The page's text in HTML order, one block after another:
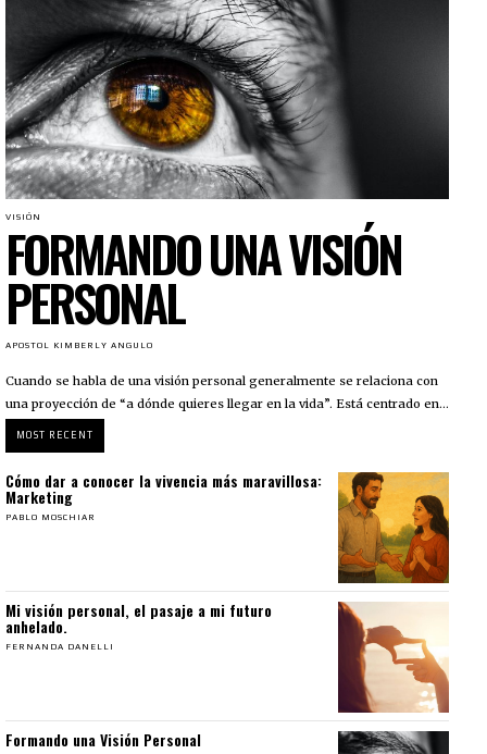
VISIÓN
FORMANDO UNA VISIÓN
PERSONAL
APOSTOL KIMBERLY ANGULO
Cuando se habla de una visión personal generalmente se relaciona con
una proyección de “a dónde quieres llegar en la vida”. Está centrado en...
MOST RECENT
Cómo dar a conocer la vivencia más maravillosa:
Marketing
PABLO MOSCHIAR
Mi visión personal, el pasaje a mi futuro
anhelado.
FERNANDA DANELLI
Formando una Visión Personal